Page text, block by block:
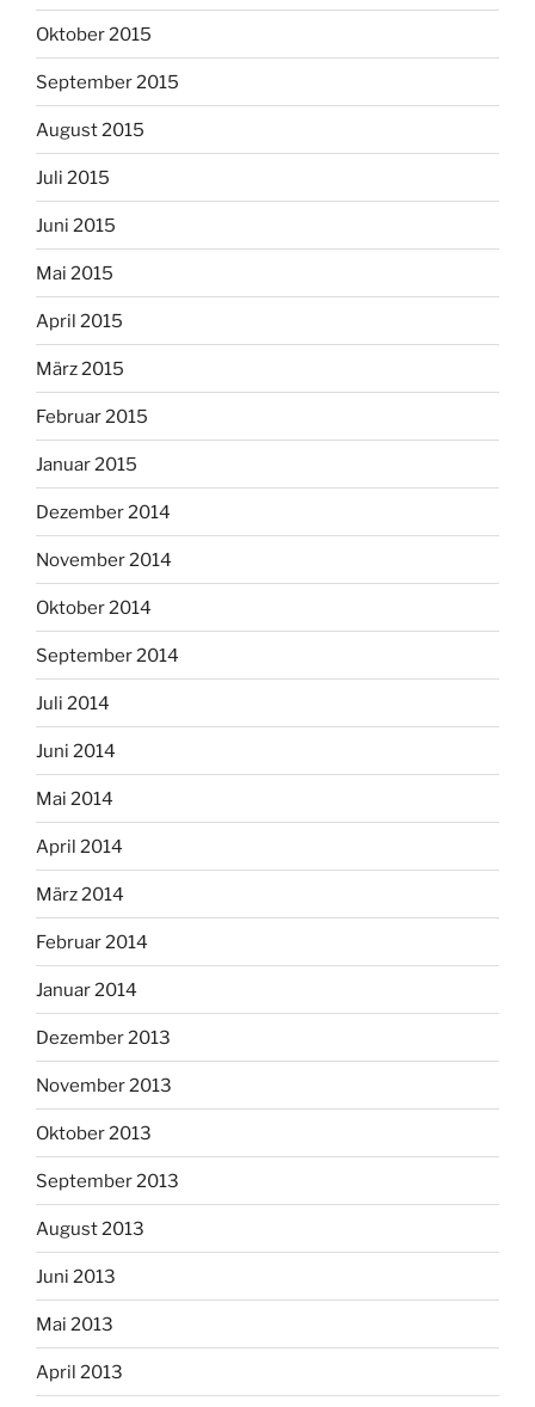
Oktober 2015
September 2015
August 2015
Juli 2015
Juni 2015
Mai 2015
April 2015
März 2015
Februar 2015
Januar 2015
Dezember 2014
November 2014
Oktober 2014
September 2014
Juli 2014
Juni 2014
Mai 2014
April 2014
März 2014
Februar 2014
Januar 2014
Dezember 2013
November 2013
Oktober 2013
September 2013
August 2013
Juni 2013
Mai 2013
April 2013